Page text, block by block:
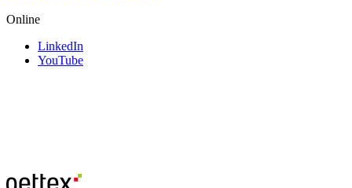
Online
LinkedIn
YouTube